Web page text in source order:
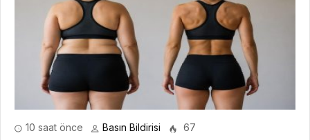
10 saat önce Basın Bildirisi 67